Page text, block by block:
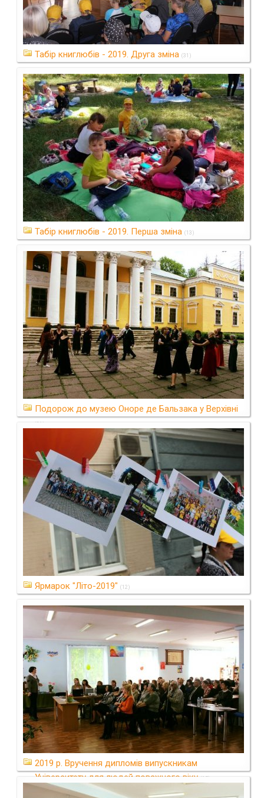
Табір книглюбів - 2019. Друга зміна (31)
Табір книглюбів - 2019. Перша зміна (13)
Подорож до музею Оноре де Бальзака у Верхівні
(21)
Ярмарок "Літо-2019" (12)
2019 р. Вручення дипломів випускникам
Університету для людей поважного віку (15)